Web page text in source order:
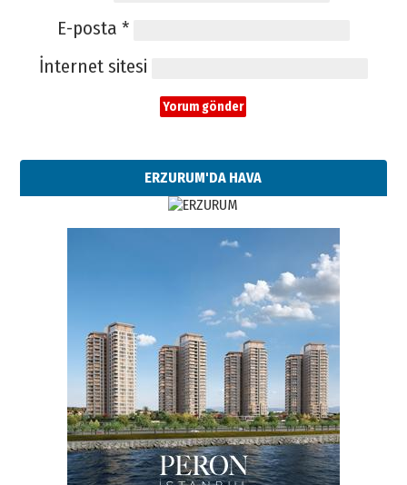
E-posta *
İnternet sitesi
ERZURUM'DA HAVA
Esat BİNDESEN
Başkan Sekmen’den Erzurum’a
bir vizyon proje daha!
02 Ağustos 2026 Pazar
Kadir SABUNCUOĞLU
Erzurumspor’un köşe taşları